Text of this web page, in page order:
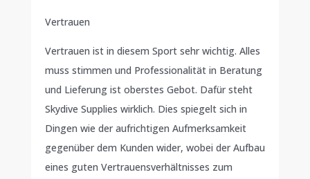
Vertrauen
Vertrauen ist in diesem Sport sehr wichtig. Alles
muss stimmen und Professionalität in Beratung
und Lieferung ist oberstes Gebot. Dafür steht
Skydive Supplies wirklich. Dies spiegelt sich in
Dingen wie der aufrichtigen Aufmerksamkeit
gegenüber dem Kunden wider, wobei der Aufbau
eines guten Vertrauensverhältnisses zum